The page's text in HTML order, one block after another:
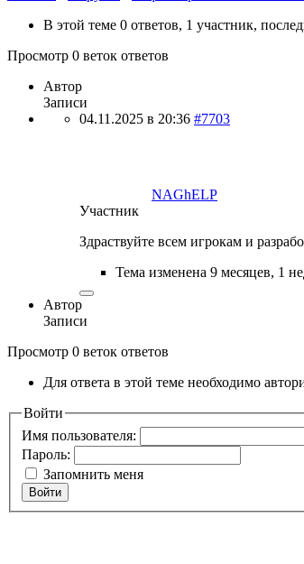
В этой теме 0 ответов, 1 участник,
Просмотр 0 веток ответов
Автор
Записи
04.11.2025 в 20:36 #7703
NAGhELP
Участник
Здраствуйте всем игрокам и
Тема изменена 9 месяцев, 1
Автор
Записи
Просмотр 0 веток ответов
Для ответа в этой теме необходимо
Войти
Имя пользователя:
Пароль:
Запомнить меня
Войти